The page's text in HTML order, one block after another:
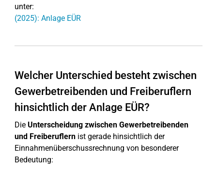
unter:
(2025): Anlage EÜR
Welcher Unterschied besteht zwischen
Gewerbetreibenden und Freiberuflern
hinsichtlich der Anlage EÜR?
Die Unterscheidung zwischen Gewerbetreibenden
und Freiberuflern ist gerade hinsichtlich der
Einnahmenüberschussrechnung von besonderer
Bedeutung: